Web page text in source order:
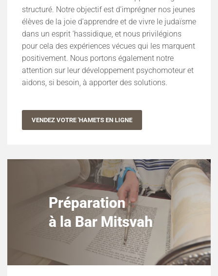
structuré. Notre objectif est d’imprégner nos jeunes
élèves de la joie d’apprendre et de vivre le judaïsme
dans un esprit ‘hassidique, et nous privilégions
pour cela des expériences vécues qui les marquent
positivement. Nous portons également notre
attention sur leur développement psychomoteur et
aidons, si besoin, à apporter des solutions.
VENDEZ VOTRE 'HAMETS EN LIGNE
Préparation
à la Bar Mitsvah